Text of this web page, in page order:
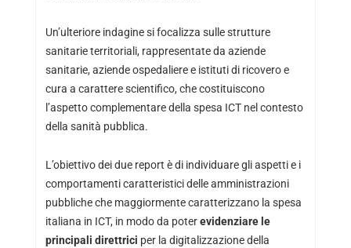
Un’ulteriore indagine si focalizza sulle strutture
sanitarie territoriali, rappresentate da aziende
sanitarie, aziende ospedaliere e istituti di ricovero e
cura a carattere scientifico, che costituiscono
l’aspetto complementare della spesa ICT nel contesto
della sanità pubblica.
L’obiettivo dei due report è di individuare gli aspetti e i
comportamenti caratteristici delle amministrazioni
pubbliche che maggiormente caratterizzano la spesa
italiana in ICT, in modo da poterevidenziare le
principali direttrici per la digitalizzazione della